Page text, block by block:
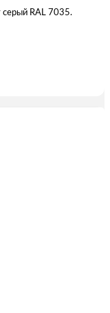
серый RAL 7035.